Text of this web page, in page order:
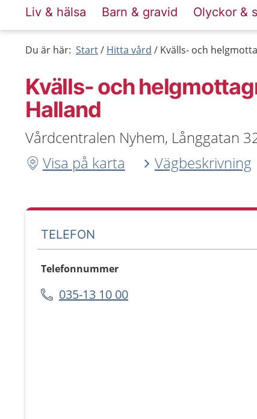
Liv & hälsa Barn & gravid Olyckor &
Du är här: Start Hitta vård Kvälls- och
Kvälls- och
Halland
Vårdcentralen Nyhem, Långgatan
Visa på karta
Vägbeskrivning
TELEFON
Telefonnummer
035-13 10 00